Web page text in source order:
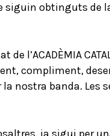
obtinguts de
compliment,
nostra banda. Les